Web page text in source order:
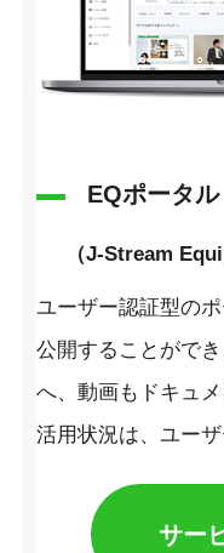
EQポータル
（J-Stream
ユーザー認証型の
公開することがで
へ、動画もドキュメ
活用状況は、ユー
サー